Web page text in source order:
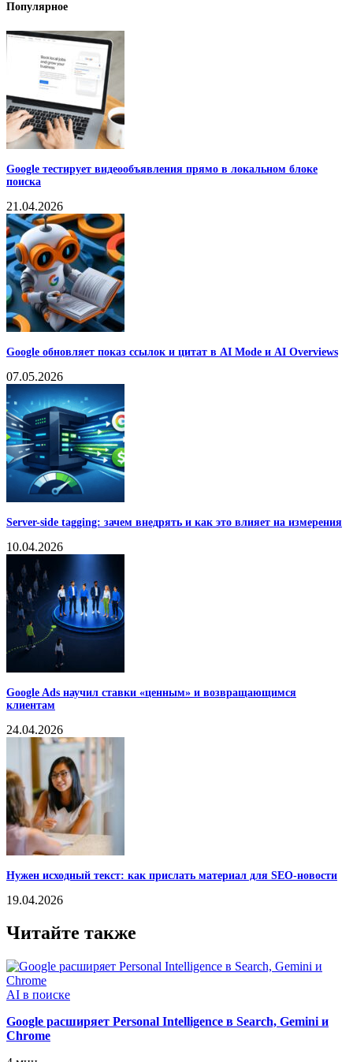
Популярное
Google тестирует видеообъявления прямо в локальном блоке
поиска
21.04.2026
Google обновляет показ ссылок и цитат в AI Mode и AI Overviews
07.05.2026
Server-side tagging: зачем внедрять и как это влияет на измерения
10.04.2026
Google Ads научил ставки «ценным» и возвращающимся
клиентам
24.04.2026
Нужен исходный текст: как прислать материал для SEO-новости
19.04.2026
Читайте также
AI в поиске
Google расширяет Personal Intelligence в Search, Gemini и
Chrome